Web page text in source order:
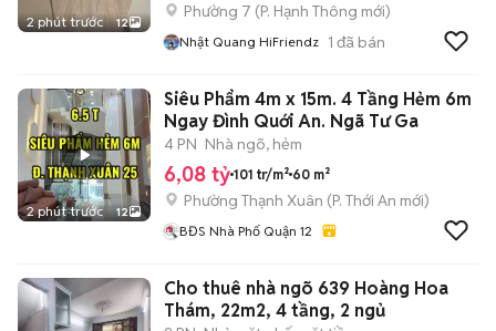
2 phút trước 12
Phường 7 (P. Hạnh Thông mới)
Nhật Quang HiFriendz 1 đã bán
2 phút trước 12
Siêu Phẩm 4m x 15m. 4 Tầng Hẻm 6m
Ngay Đình Quới An. Ngã Tư Ga
4 PN Nhà ngõ, hẻm
6,08 tỷ 101 tr/m² 60 m²
Phường Thạnh Xuân (P. Thới An mới)
BĐS Nhà Phố Quận 12
Cho thuê nhà ngõ 639 Hoàng Hoa
Thám, 22m2, 4 tầng, 2 ngủ